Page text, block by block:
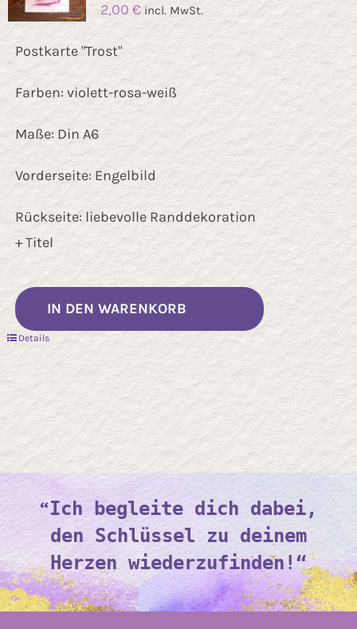
2,00 € incl. MwSt.
Postkarte "Trost"
Farben: violett-rosa-weiß
Maße: Din A6
Vorderseite: Engelbild
Rückseite: liebevolle Randdekoration
+ Titel
IN DEN WARENKORB
Details
“Ich begleite dich dabei,
den Schlüssel zu deinem
Herzen wiederzufinden!“